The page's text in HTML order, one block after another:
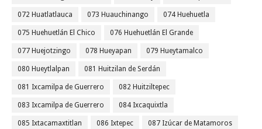
072 Huatlatlauca 073 Huauchinango 074 Huehuetla
075 Huehuetlán El Chico 076 Huehuetlán El Grande
077 Huejotzingo 078 Hueyapan 079 Hueytamalco
080 Hueytlalpan 081 Huitzilan de Serdán
081 Ixcamilpa de Guerrero 082 Huitziltepec
083 Ixcamilpa de Guerrero 084 Ixcaquixtla
085 Ixtacamaxtitlan 086 Ixtepec 087 Izúcar de Matamoros